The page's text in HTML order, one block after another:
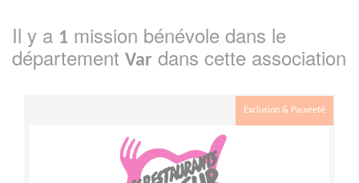
Il y a 1 mission bénévole dans le
département Var dans cette association
Exclusion & Pauvreté